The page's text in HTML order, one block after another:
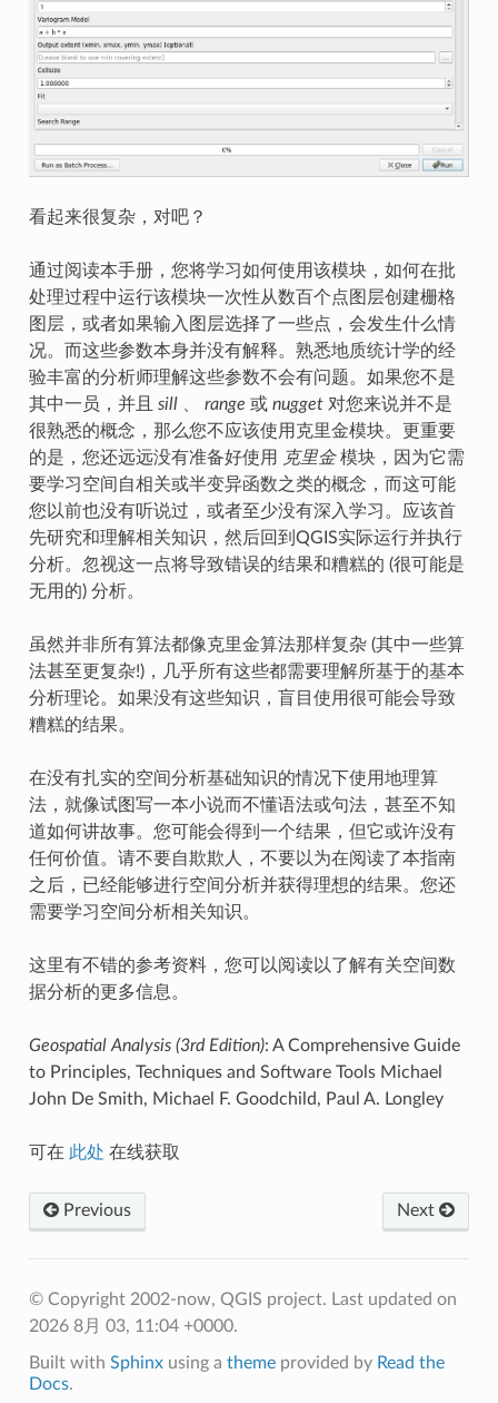
看起来很复杂，对吧？
通过阅读本手册，您将学习如何使用该模块，如何在批
处理过程中运行该模块一次性从数百个点图层创建栅格
图层，或者如果输入图层选择了一些点，会发生什么情
况。而这些参数本身并没有解释。熟悉地质统计学的经
验丰富的分析师理解这些参数不会有问题。如果您不是
其中一员，并且 sill、 range 或 nugget对您来说并不是
很熟悉的概念，那么您不应该使用克里金模块。更重要
的是，您还远远没有准备好使用
克里金模块，因为它需
要学习空间自相关或半变异函数之类的概念，而这可能
您以前也没有听说过，或者至少没有深入学习。应该首
先研究和理解相关知识，然后回到QGIS实际运行并执行
分析。忽视这一点将导致错误的结果和糟糕的 (很可能是
无用的) 分析。
虽然并非所有算法都像克里金算法那样复杂 (其中一些算
法甚至更复杂!)，几乎所有这些都需要理解所基于的基本
分析理论。如果没有这些知识，盲目使用很可能会导致
糟糕的结果。
在没有扎实的空间分析基础知识的情况下使用地理算
法，就像试图写一本小说而不懂语法或句法，甚至不知
道如何讲故事。您可能会得到一个结果，但它或许没有
任何价值。请不要自欺欺人，不要以为在阅读了本指南
之后，已经能够进行空间分析并获得理想的结果。您还
需要学习空间分析相关知识。
这里有不错的参考资料，您可以阅读以了解有关空间数
据分析的更多信息。
Geospatial Analysis (3rd Edition): A Comprehensive Guide
to Principles, Techniques and Software Tools Michael
John De Smith, Michael F. Goodchild, Paul A. Longley
可在 此处 在线获取
Previous Next
© Copyright 2002-now, QGIS project. Last updated on
2026 8月 03, 11:04 +0000.
Built with Sphinxusing a themeprovided by Read the
Docs.